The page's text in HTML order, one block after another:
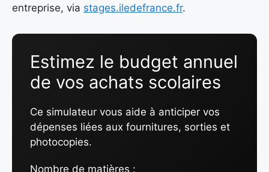
entreprise, via stages.iledefrance.fr.
Estimez le budget annuel
de vos achats scolaires
Ce simulateur vous aide à anticiper vos
dépenses liées aux fournitures, sorties et
photocopies.
Nombre de matières :